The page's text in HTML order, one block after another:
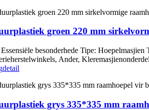
groen 220 mm
besonderhede Tipe:
Ander,
detail
grys 335*335 mm